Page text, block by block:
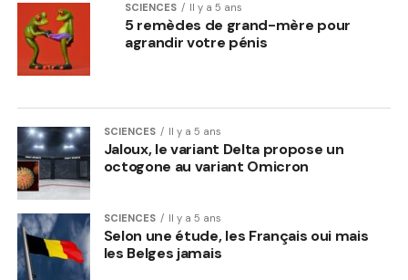
SCIENCES Il y a 5 ans
5 remèdes de grand-mère pour
agrandir votre pénis
SCIENCES Il y a 5 ans
Jaloux, le variant Delta propose un
octogone au variant Omicron
SCIENCES Il y a 5 ans
Selon une étude, les Français oui mais
les Belges jamais